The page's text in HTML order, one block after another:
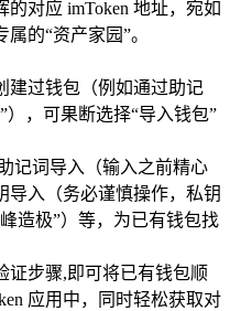
对应 imToken 地址，宛如
的“资产家园”。
建过钱包（例如通过助记
），可果断选择“导入钱包”
记词导入（输入之前精心
导入（务必谨慎操作，私钥
造极”）等，为已有钱包找
证步骤,即可将已有钱包顺
应用中，同时轻松获取对